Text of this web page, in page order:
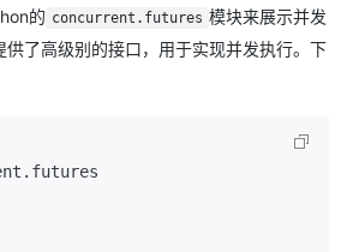
的 concurrent.futures 模块来展示并发
供了高级别的接口，用于实现并发执行。下